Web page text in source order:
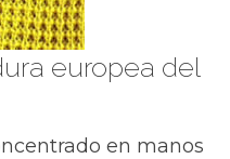
europea del
en manos